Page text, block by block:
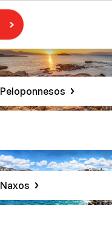
Peloponnesos
Naxos